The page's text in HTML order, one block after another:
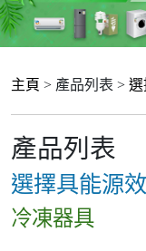
容
主頁 > 產品列表 > 選
產品列表
選擇具能源
冷凍器具